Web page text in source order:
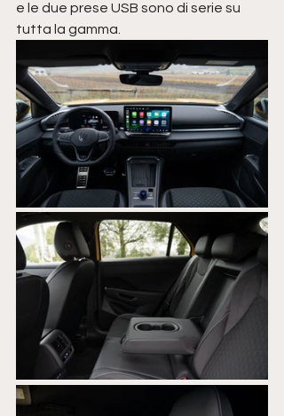
e le due prese USB sono di serie su
tutta la gamma.